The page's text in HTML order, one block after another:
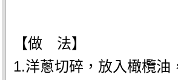
【做 法】
1.洋蔥切碎，放入橄欖油